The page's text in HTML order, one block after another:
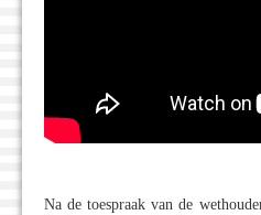
Na de toespraak van de